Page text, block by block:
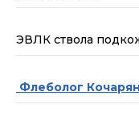
ЭВЛК ствола
Флеболог Кочарян